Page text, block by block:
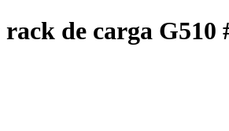
de carga G510